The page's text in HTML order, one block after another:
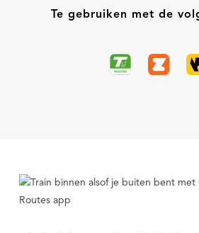
Te gebruiken met de